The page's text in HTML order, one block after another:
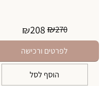
₪270
₪208
לפרטים ורכישה
הוסף לסל